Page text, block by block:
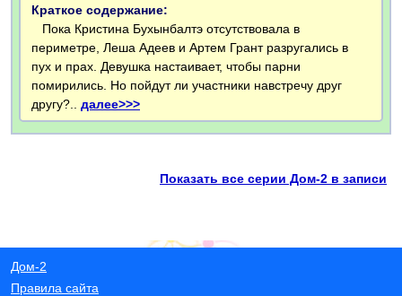
Краткое содержание:
Пока Кристина Бухынбалтэ отсутствовала в
периметре, Леша Адеев и Артем Грант разругались в
пух и прах. Девушка настаивает, чтобы парни
помирились. Но пойдут ли участники навстречу друг
другу?.. далее>>>
Показать все серии Дом-2 в записи
Дом-2
Правила сайта